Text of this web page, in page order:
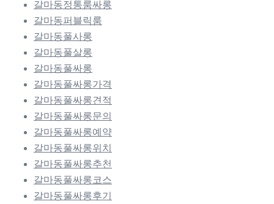
갈마동정통룸싸롱
갈마동퍼블릭룸
갈마동풀사롱
갈마동풀살롱
갈마동풀싸롱
갈마동풀싸롱가격
갈마동풀싸롱견적
갈마동풀싸롱문의
갈마동풀싸롱예약
갈마동풀싸롱위치
갈마동풀싸롱추천
갈마동풀싸롱코스
갈마동풀싸롱후기